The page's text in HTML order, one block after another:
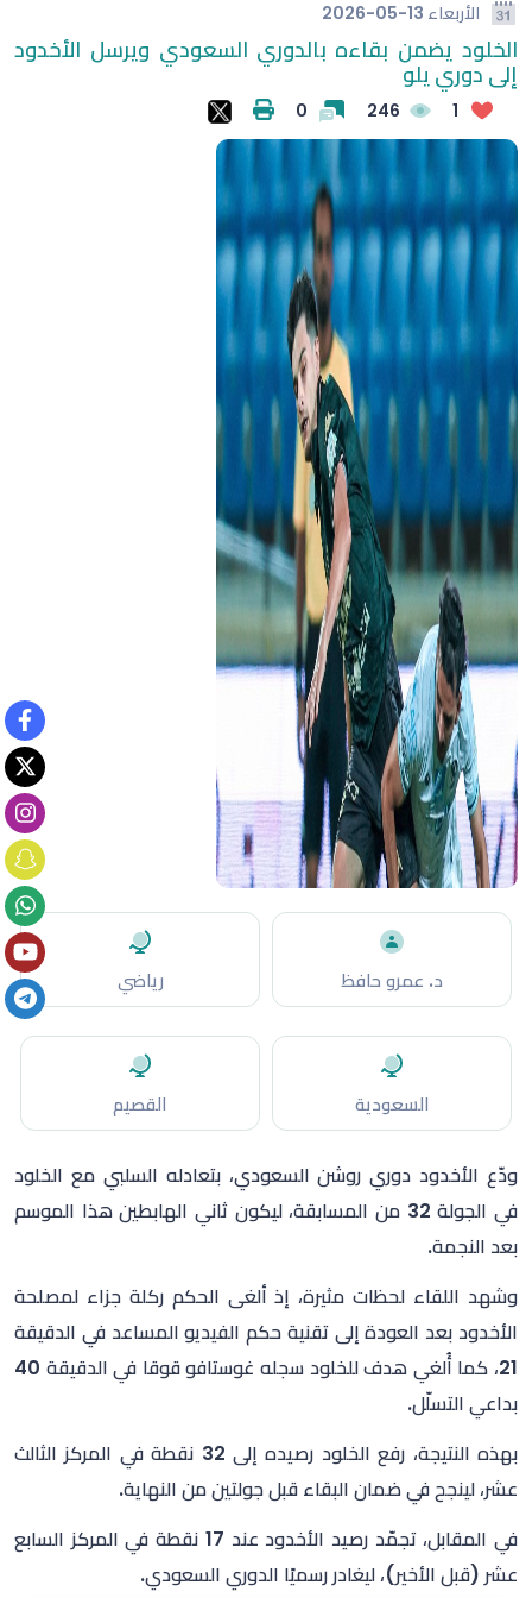
الأربعاء 2026-05-13
الخلود يضمن بقاءه بالدوري السعودي ويرسل الأخدود
إلى دوري يلو
1
246
0
د. عمرو حافظ رياضي
السعودية القصيم
ودّع الأخدود دوري روشن السعودي، بتعادله السلبي مع الخلود
في الجولة 32 من المسابقة، ليكون ثاني الهابطين هذا الموسم
بعد النجمة.
وشهد اللقاء لحظات مثيرة، إذ ألغى الحكم ركلة جزاء لمصلحة
الأخدود بعد العودة إلى تقنية حكم الفيديو المساعد في الدقيقة
21، كما أُلغي هدف للخلود سجله غوستافو قوقا في الدقيقة 40
بداعي التسلّل.
بهذه النتيجة، رفع الخلود رصيده إلى 32 نقطة في المركز الثالث
عشر، لينجح في ضمان البقاء قبل جولتين من النهاية.
في المقابل، تجمّد رصيد الأخدود عند 17 نقطة في المركز السابع
عشر (قبل الأخير)، ليغادر رسميًا الدوري السعودي.